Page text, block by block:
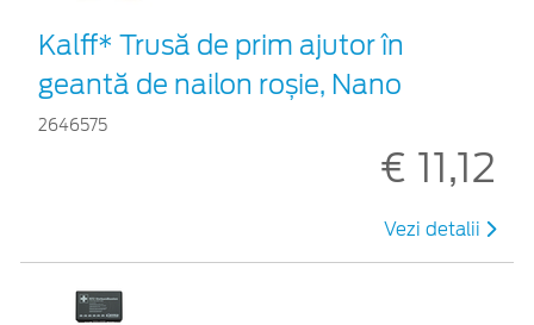
Kalff* Trusă de prim ajutor în
geantă de nailon roșie, Nano
2646575
€ 11,12
Vezi detalii